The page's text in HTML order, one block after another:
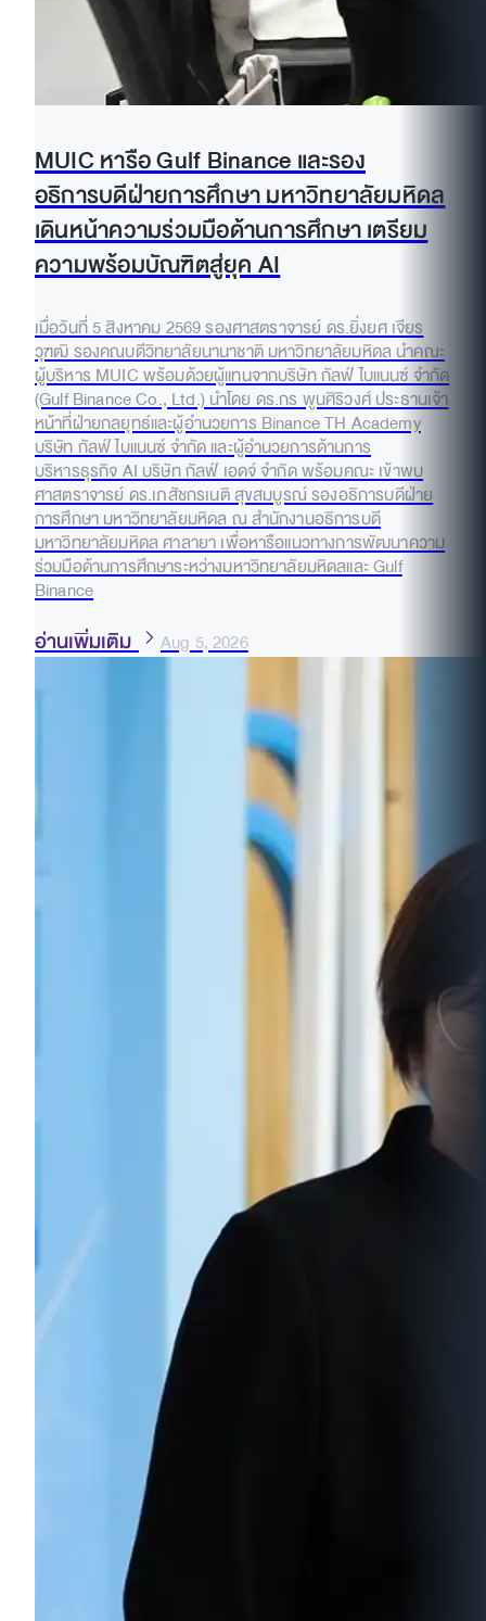
MUIC หารือ Gulf Binance และรอง
อธิการบดีฝ่ายการศึกษา มหาวิทยาลัยมหิดล
เดินหน้าความร่วมมือด้านการศึกษา เตรียม
ความพร้อมบัณฑิตสู่ยุค AI
เมื่อวันที่ 5 สิงหาคม 2569 รองศาสตราจารย์ ดร.ยิ่งยศ เจียร
วุฑฒิ รองคณบดีวิทยาลัยนานาชาติ มหาวิทยาลัยมหิดล นำคณะ
ผู้บริหาร MUIC พร้อมด้วยผู้แทนจากบริษัท กัลฟ์ ไบแนนซ์ จำกัด
(Gulf Binance Co., Ltd.) นำโดย ดร.กร พูนศิริวงศ์ ประธานเจ้า
หน้าที่ฝ่ายกลยุทธ์และผู้อำนวยการ Binance TH Academy
บริษัท กัลฟ์ ไบแนนซ์ จำกัด และผู้อำนวยการด้านการ
บริหารธุรกิจ AI บริษัท กัลฟ์ เอดจ์ จำกัด พร้อมคณะ เข้าพบ
ศาสตราจารย์ ดร.เภสัชกรเนติ สุขสมบูรณ์ รองอธิการบดีฝ่าย
การศึกษา มหาวิทยาลัยมหิดล ณ สำนักงานอธิการบดี
มหาวิทยาลัยมหิดล ศาลายา เพื่อหารือแนวทางการพัฒนาความ
ร่วมมือด้านการศึกษาระหว่างมหาวิทยาลัยมหิดลและ Gulf
Binance
อ่านเพิ่มเติม Aug 5, 2026